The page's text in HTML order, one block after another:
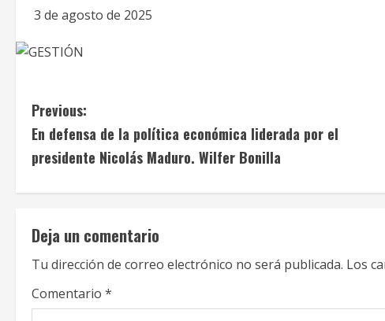
3 de agosto de 2025
C
o
i
n
u
Previous:
En defensa de la política económica liderada por el
presidente Nicolás Maduro. Wilfer Bonilla
Deja un comentario
Tu dirección de correo electrónico no será publicada. Los
Comentario *